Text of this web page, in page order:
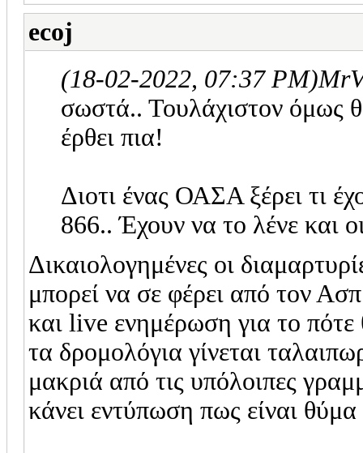
ecoj
(18-02-2022, 07:37 PM)
σωστά.. Τουλάχιστον όμως
έρθει πια!
Διοτι ένας ΟΑΣΑ ξέρει τι
866.. Έχουν να το λένε και
Δικαιολογημένες οι
μπορεί να σε φέρει από τον
και live ενημέρωση για το πότε
τα δρομολόγια γίνεται
μακριά από τις υπόλοιπες
κάνει εντύπωση πως είναι